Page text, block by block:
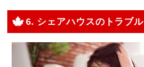
6. シェアハウスのトラブル